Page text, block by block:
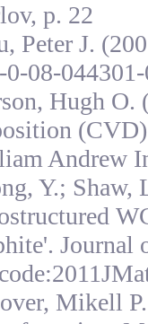
p. 22
Peter J.
0-08-
Hugh O.
Andrew
Y.; Shaw,
Journal
Mikell